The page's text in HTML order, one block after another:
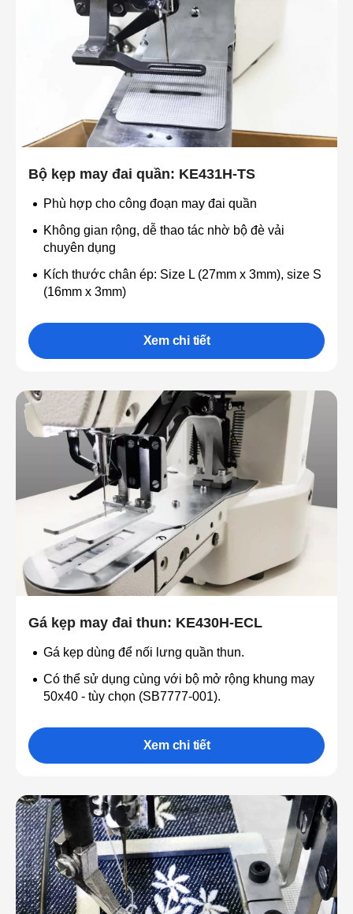
Bộ kẹp may đai quần: KE431H-TS
Phù hợp cho công đoạn may đai quần
Không gian rộng, dễ thao tác nhờ bộ đè vải
chuyên dụng
Kích thước chân ép: Size L (27mm x 3mm), size S
(16mm x 3mm)
Xem chi tiết
Gá kẹp may đai thun: KE430H-ECL
Gá kẹp dùng để nối lưng quần thun.
Có thể sử dụng cùng với bộ mở rộng khung may
50x40 - tùy chọn (SB7777-001).
Xem chi tiết